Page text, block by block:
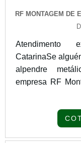
RF MONTAGEM DE
Atendimento
CatarinaSe
alpendre
empresa RF
qualquer
escolher uma